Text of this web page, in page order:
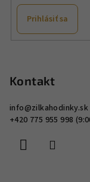
Prihlásiť sa
Kontakt
info@zilkahodinky.sk
+420 775 955 998